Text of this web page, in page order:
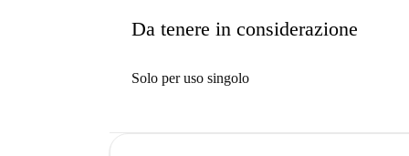
Da tenere in considerazione
Solo per uso singolo